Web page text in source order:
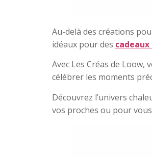
Au-delà des créations
idéaux pour des
Avec Les Créas de
célébrer les moments
Découvrez l’univers
vos proches ou pour